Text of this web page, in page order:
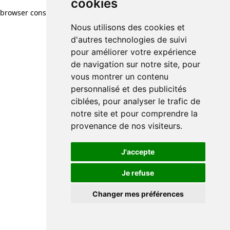
cookies
Nous utilisons des cookies et
d'autres technologies de suivi
pour améliorer votre expérience
de navigation sur notre site, pour
vous montrer un contenu
personnalisé et des publicités
ciblées, pour analyser le trafic de
notre site et pour comprendre la
provenance de nos visiteurs.
J'accepte
Je refuse
Changer mes préférences
browser console for more information)